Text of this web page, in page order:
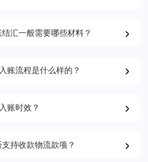
汇一般需要哪些材料？
账流程是什么样的？
账时效？
持收款物流款项？